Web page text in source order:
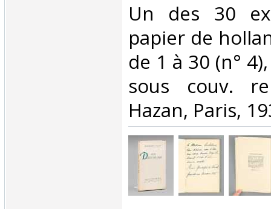
‎Un des 30
papier de
de 1 à 30 (n°
sous couv.
Hazan, Paris,